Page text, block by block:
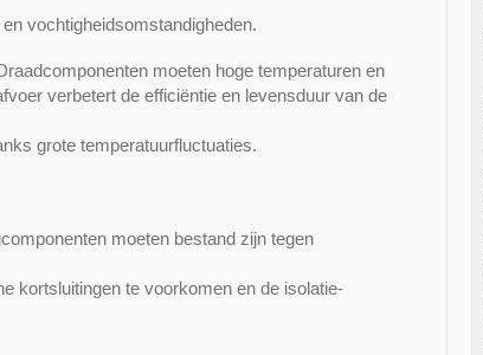
vochtigheidsomstandigheden.
moeten hoge temperaturen en
verbetert de efficiëntie en levensduur van de
grote temperatuurfluctuaties.
moeten bestand zijn tegen
kortsluitingen te voorkomen en de isolatie-